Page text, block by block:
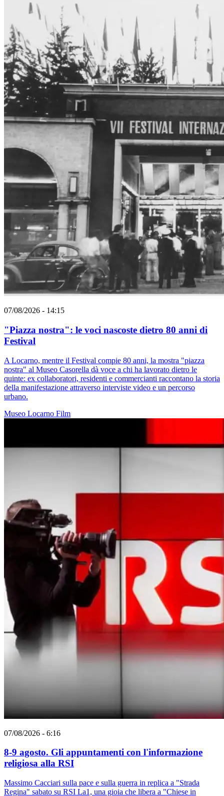
07/08/2026 - 14:15
"Piazza nostra": le voci nascoste dietro 80 anni di
Festival
A Locarno, mentre il Festival compie 80 anni, la mostra "piazza
nostra" al Museo Casorella dà voce a chi ha lavorato dietro le
quinte: ex collaboratori, residenti e commercianti raccontano la storia
della manifestazione attraverso interviste video e un percorso
urbano.
Museo Locarno Film
07/08/2026 - 6:16
8-9 agosto. Gli appuntamenti con l'informazione
religiosa alla RSI
Massimo Cacciari sulla pace e sulla guerra in replica a "Strada
Regina" sabato su RSI La1, una gioia che libera a "Chiese in